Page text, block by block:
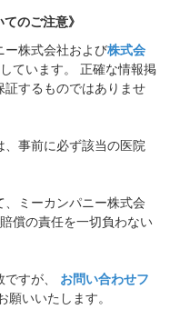
のご注意》
ー株式会社および株式会
ています。 正確な情報掲
するものではありませ
事前に必ず該当の医院
ミーカンパニー株式会
償の責任を一切負わない
すが、
お問い合わせフ
いいたします。